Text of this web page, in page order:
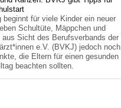
beginnt für viele Kinder ein neuer
Schultüte, Mäppchen und
Sicht des Berufsverbands der
e.V. (BVKJ) jedoch noch
die Eltern für einen gesunden
beachten sollten.